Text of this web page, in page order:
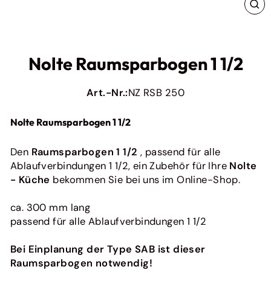
Originales Zubehör für Pino Küchen
Originales Zubehör für Ihre Baufromat-Küche
Originales Zubehör für Ihre Häcker Küche
Originales Zubehör für Bora
next125
Originales Zubehör für deine Next125 Küche
So pflegen Sie Ihre Küchenfronten richtig (und
Ein Fleck hier, ein Fingerabdruck dor...
Weiterlesen
Nolte Raumsparbogen 1 1/2
Art.-Nr.:NZ RSB 250
Nolte Raumsparbogen 1 1/2
Den Raumsparbogen 1 1/2 , passend für alle
Ablaufverbindungen 1 1/2, ein Zubehör für Ihre Nolte
- Küche bekommen Sie bei uns im Online-Shop.
ca. 300 mm lang
passend für alle Ablaufverbindungen 1 1/2
Bei Einplanung der Type SAB ist dieser
Raumsparbogen notwendig!